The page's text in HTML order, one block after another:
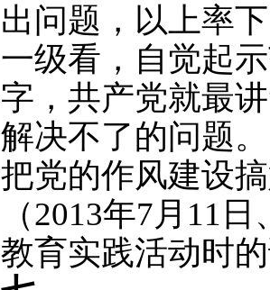
出问题，以上率
一级看，自觉起
字，共产党就最
解决不了的问题
把党的作风建设
（2013年7月11
教育实践活动时